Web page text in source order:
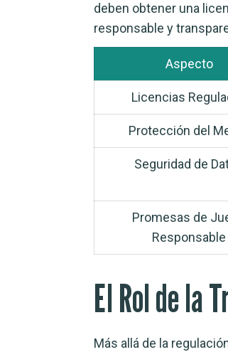
deben obtener una
responsable y
Aspecto
Licencias
Protección del
Seguridad de
Promesas de
Responsable
El Rol de la
Más allá de la